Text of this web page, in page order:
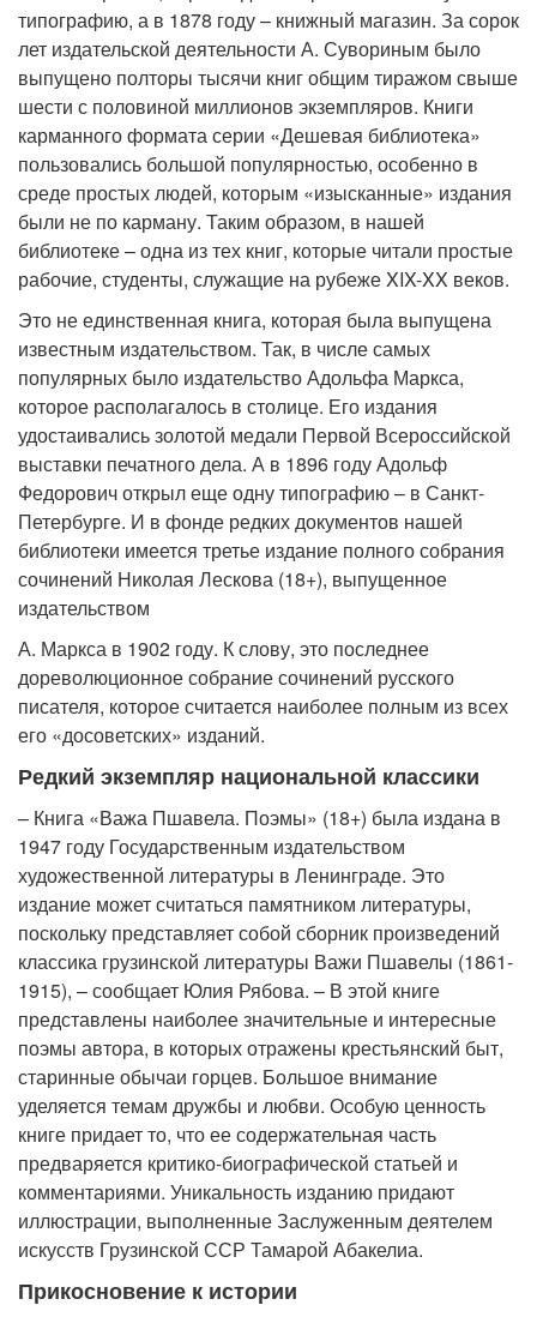
типографию, а в 1878 году – книжный магазин. За сорок
лет издательской деятельности А. Сувориным было
выпущено полторы тысячи книг общим тиражом свыше
шести с половиной миллионов экземпляров. Книги
карманного формата серии «Дешевая библиотека»
пользовались большой популярностью, особенно в
среде простых людей, которым «изысканные» издания
были не по карману. Таким образом, в нашей
библиотеке – одна из тех книг, которые читали простые
рабочие, студенты, служащие на рубеже XIX-XX веков.
Это не единственная книга, которая была выпущена
известным издательством. Так, в числе самых
популярных было издательство Адольфа Маркса,
которое располагалось в столице. Его издания
удостаивались золотой медали Первой Всероссийской
выставки печатного дела. А в 1896 году Адольф
Федорович открыл еще одну типографию – в Санкт-
Петербурге. И в фонде редких документов нашей
библиотеки имеется третье издание полного собрания
сочинений Николая Лескова (18+), выпущенное
издательством
А. Маркса в 1902 году. К слову, это последнее
дореволюционное собрание сочинений русского
писателя, которое считается наиболее полным из всех
его «досоветских» изданий.
Редкий экземпляр национальной классики
– Книга «Важа Пшавела. Поэмы» (18+) была издана в
1947 году Государственным издательством
художественной литературы в Ленинграде. Это
издание может считаться памятником литературы,
поскольку представляет собой сборник произведений
классика грузинской литературы Важи Пшавелы (1861-
1915), – сообщает Юлия Рябова. – В этой книге
представлены наиболее значительные и интересные
поэмы автора, в которых отражены крестьянский быт,
старинные обычаи горцев. Большое внимание
уделяется темам дружбы и любви. Особую ценность
книге придает то, что ее содержательная часть
предваряется критико-биографической статьей и
комментариями. Уникальность изданию придают
иллюстрации, выполненные Заслуженным деятелем
искусств Грузинской ССР Тамарой Абакелиа.
Прикосновение к истории